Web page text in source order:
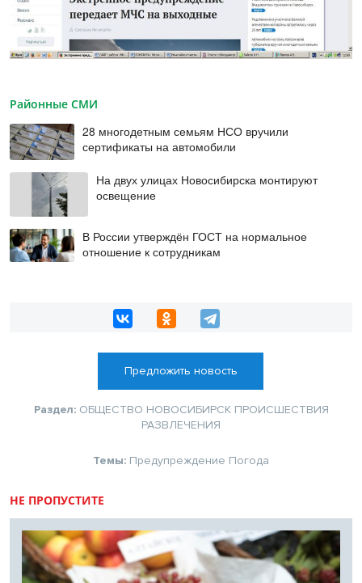
Районные СМИ
28 многодетным семьям НСО вручили
сертификаты на автомобили
На двух улицах Новосибирска монтируют
освещение
В России утверждён ГОСТ на нормальное
отношение к сотрудникам
Предложить новость
Раздел: ОБЩЕСТВО НОВОСИБИРСК ПРОИСШЕСТВИЯ
РАЗВЛЕЧЕНИЯ
Темы: Предупреждение Погода
НЕ ПРОПУСТИТЕ